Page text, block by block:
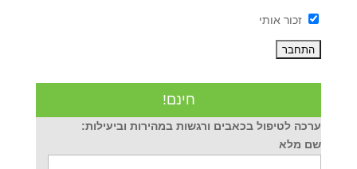
זכור אותי
חינם!
ערכה לטיפול בכאבים ורגשות במהירות וביעילות:
שם מלא